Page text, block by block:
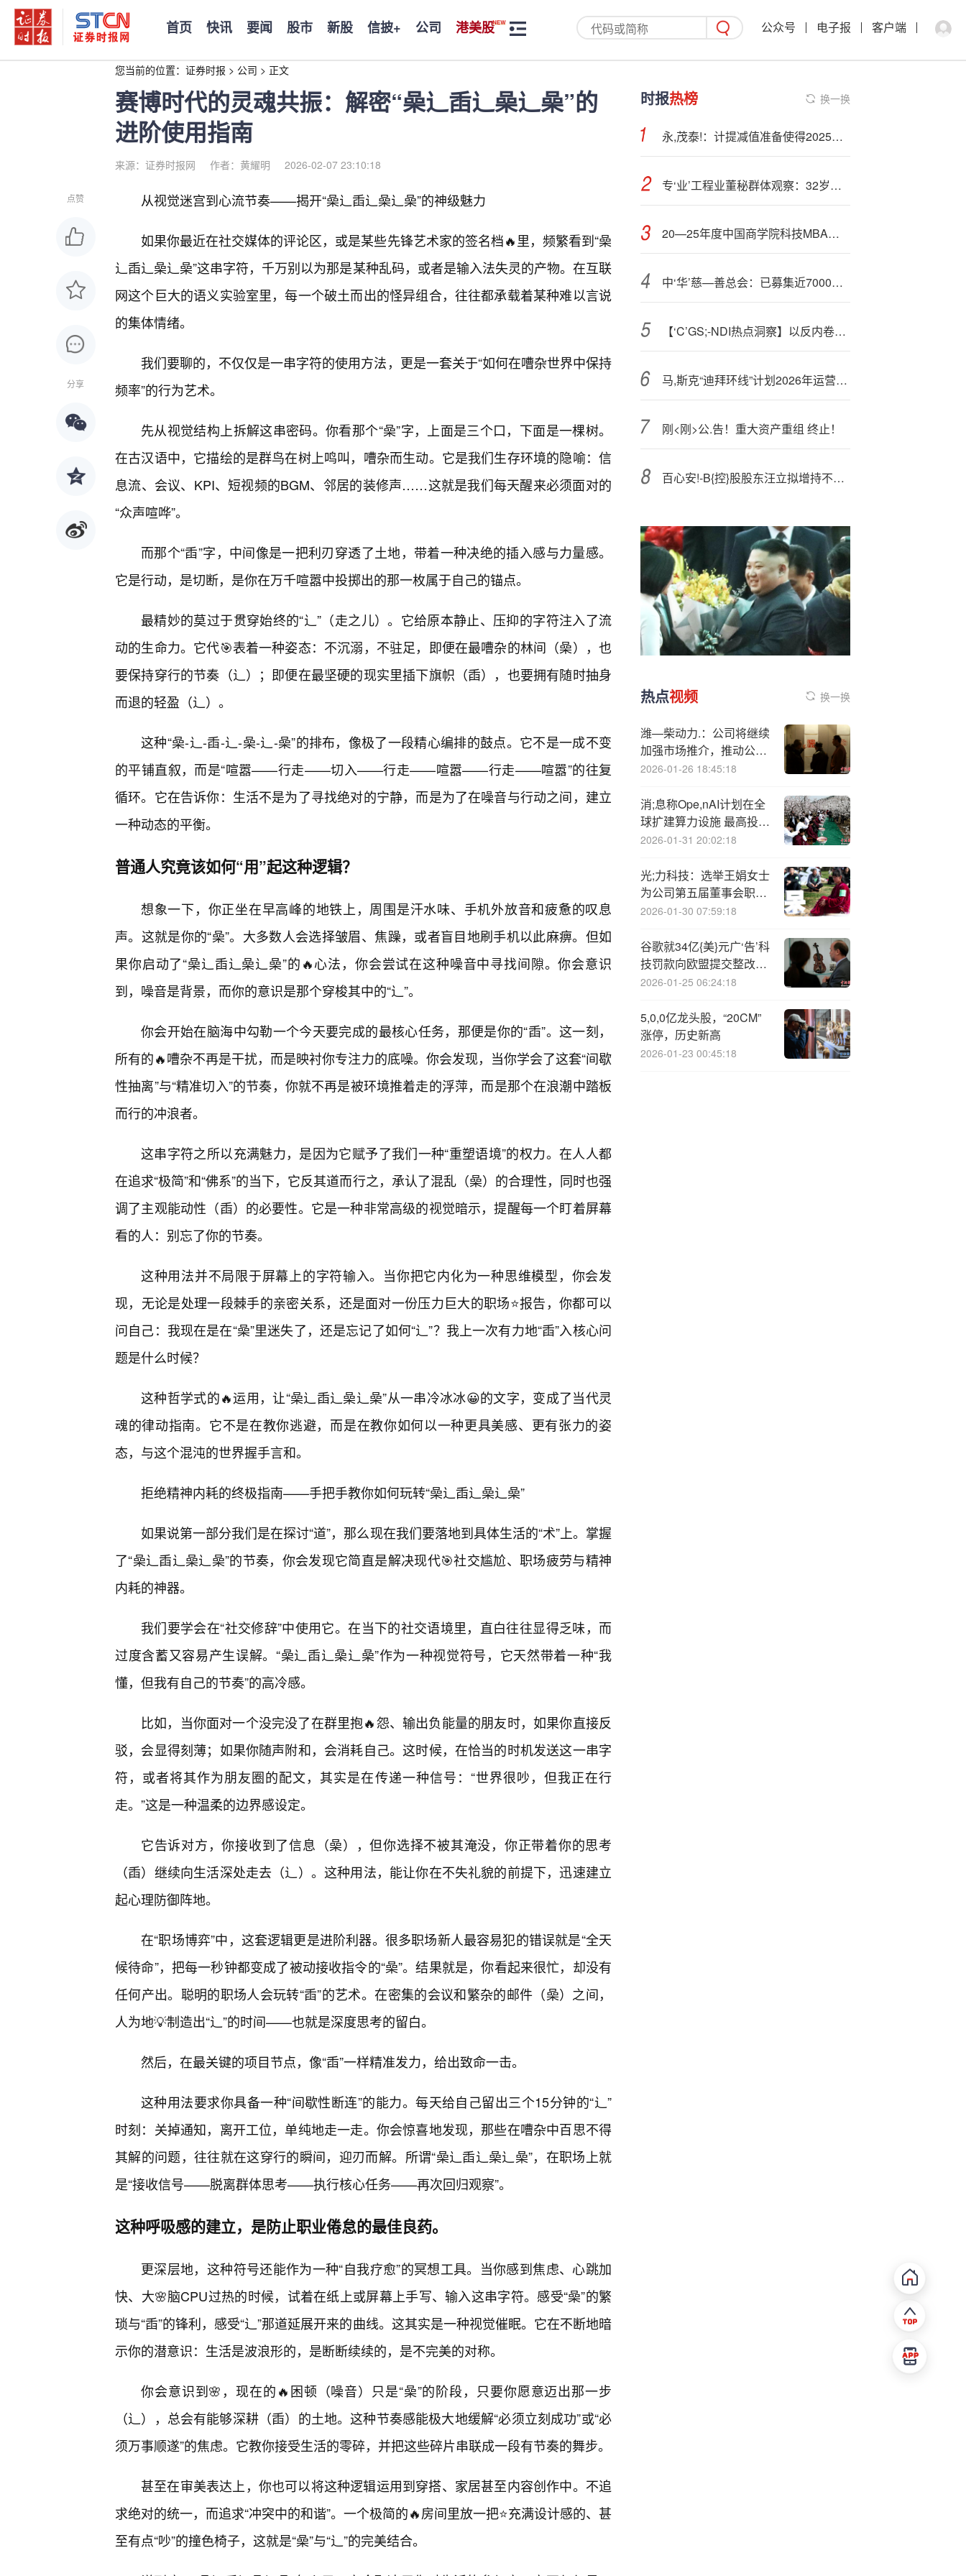
首页 快讯 要闻 股市 新股 信披+ 公司 港美股 公众号 电子报 客户端
您当前的位置： 证券时报 > 公司 > 正文
赛博时代的灵魂共振：解密“喿辶臿辶喿辶喿”的
进阶使用指南
来源：证券时报网 作者：黄耀明 2026-02-07 23:10:18
点赞
分享
从视觉迷宫到心流节奏——揭开“喿辶臿辶喿辶喿”的神级魅力
如果你最近在社交媒体的评论区，或是某些先锋艺术家的签名档🔥里，频繁看到“喿
辶臿辶喿辶喿”这串字符，千万别以为那是某种乱码，或者是输入法失灵的产物。在互联
网这个巨大的语义实验室里，每一个破土而出的怪异组合，往往都承载着某种难以言说
的集体情绪。
我们要聊的，不仅仅是一串字符的使用方法，更是一套关于“如何在嘈杂世界中保持
频率”的行为艺术。
先从视觉结构上拆解这串密码。你看那个“喿”字，上面是三个口，下面是一棵树。
在古汉语中，它描绘的是群鸟在树上鸣叫，嘈杂而生动。它是我们生存环境的隐喻：信
息流、会议、KPI、短视频的BGM、邻居的装修声……这就是我们每天醒来必须面对的
“众声喧哗”。
而那个“臿”字，中间像是一把利刃穿透了土地，带着一种决绝的插入感与力量感。
它是行动，是切断，是你在万千喧嚣中投掷出的那一枚属于自己的锚点。
最精妙的莫过于贯穿始终的“辶”（走之儿）。它给原本静止、压抑的字符注入了流
动的生命力。它代🎯表着一种姿态：不沉溺，不驻足，即便在最嘈杂的林间（喿），也
要保持穿行的节奏（辶）；即便在最坚硬的现实里插下旗帜（臿），也要拥有随时抽身
而退的轻盈（辶）。
这种“喿-辶-臿-辶-喿-辶-喿”的排布，像极了一段精心编排的鼓点。它不是一成不变
的平铺直叙，而是“喧嚣——行走——切入——行走——喧嚣——行走——喧嚣”的往复
循环。它在告诉你：生活不是为了寻找绝对的宁静，而是为了在噪音与行动之间，建立
一种动态的平衡。
普通人究竟该如何“用”起这种逻辑？
想象一下，你正坐在早高峰的地铁上，周围是汗水味、手机外放音和疲惫的叹息
声。这就是你的“喿”。大多数人会选择皱眉、焦躁，或者盲目地刷手机以此麻痹。但如
果你启动了“喿辶臿辶喿辶喿”的🔥心法，你会尝试在这种噪音中寻找间隙。你会意识
到，噪音是背景，而你的意识是那个穿梭其中的“辶”。
你会开始在脑海中勾勒一个今天要完成的最核心任务，那便是你的“臿”。这一刻，
所有的🔥嘈杂不再是干扰，而是映衬你专注力的底噪。你会发现，当你学会了这套“间歇
性抽离”与“精准切入”的节奏，你就不再是被环境推着走的浮萍，而是那个在浪潮中踏板
而行的冲浪者。
这串字符之所以充满魅力，是因为它赋予了我们一种“重塑语境”的权力。在人人都
在追求“极简”和“佛系”的当下，它反其道而行之，承认了混乱（喿）的合理性，同时也强
调了主观能动性（臿）的必要性。它是一种非常高级的视觉暗示，提醒每一个盯着屏幕
看的人：别忘了你的节奏。
这种用法并不局限于屏幕上的字符输入。当你把它内化为一种思维模型，你会发
现，无论是处理一段棘手的亲密关系，还是面对一份压力巨大的职场⭐报告，你都可以
问自己：我现在是在“喿”里迷失了，还是忘记了如何“辶”？我上一次有力地“臿”入核心问
题是什么时候？
这种哲学式的🔥运用，让“喿辶臿辶喿辶喿”从一串冷冰冰😀的文字，变成了当代灵
魂的律动指南。它不是在教你逃避，而是在教你如何以一种更具美感、更有张力的姿
态，与这个混沌的世界握手言和。
拒绝精神内耗的终极指南——手把手教你如何玩转“喿辶臿辶喿辶喿”
如果说第一部分我们是在探讨“道”，那么现在我们要落地到具体生活的“术”上。掌握
了“喿辶臿辶喿辶喿”的节奏，你会发现它简直是解决现代🎯社交尴尬、职场疲劳与精神
内耗的神器。
我们要学会在“社交修辞”中使用它。在当下的社交语境里，直白往往显得乏味，而
过度含蓄又容易产生误解。“喿辶臿辶喿辶喿”作为一种视觉符号，它天然带着一种“我
懂，但我有自己的节奏”的高冷感。
比如，当你面对一个没完没了在群里抱🔥怨、输出负能量的朋友时，如果你直接反
驳，会显得刻薄；如果你随声附和，会消耗自己。这时候，在恰当的时机发送这一串字
符，或者将其作为朋友圈的配文，其实是在传递一种信号：“世界很吵，但我正在行
走。”这是一种温柔的边界感设定。
它告诉对方，你接收到了信息（喿），但你选择不被其淹没，你正带着你的思考
（臿）继续向生活深处走去（辶）。这种用法，能让你在不失礼貌的前提下，迅速建立
起心理防御阵地。
在“职场博弈”中，这套逻辑更是进阶利器。很多职场新人最容易犯的错误就是“全天
候待命”，把每一秒钟都变成了被动接收指令的“喿”。结果就是，你看起来很忙，却没有
任何产出。聪明的职场人会玩转“臿”的艺术。在密集的会议和繁杂的邮件（喿）之间，
人为地💡制造出“辶”的时间——也就是深度思考的留白。
然后，在最关键的项目节点，像“臿”一样精准发力，给出致命一击。
这种用法要求你具备一种“间歇性断连”的能力。每天给自己留出三个15分钟的“辶”
时刻：关掉通知，离开工位，单纯地走一走。你会惊喜地发现，那些在嘈杂中百思不得
其解的问题，往往就在这穿行的瞬间，迎刃而解。所谓“喿辶臿辶喿辶喿”，在职场上就
是“接收信号——脱离群体思考——执行核心任务——再次回归观察”。
这种呼吸感的建立，是防止职业倦怠的最佳良药。
更深层地，这种符号还能作为一种“自我疗愈”的冥想工具。当你感到焦虑、心跳加
快、大🌸脑CPU过热的时候，试着在纸上或屏幕上手写、输入这串字符。感受“喿”的繁
琐与“臿”的锋利，感受“辶”那道延展开来的曲线。这其实是一种视觉催眠。它在不断地暗
示你的潜意识：生活是波浪形的，是断断续续的，是不完美的对称。
你会意识到🌸，现在的🔥困顿（噪音）只是“喿”的阶段，只要你愿意迈出那一步
（辶），总会有能够深耕（臿）的土地。这种节奏感能极大地缓解“必须立刻成功”或“必
须万事顺遂”的焦虑。它教你接受生活的零碎，并把这些碎片串联成一段有节奏的舞步。
甚至在审美表达上，你也可以将这种逻辑运用到穿搭、家居甚至内容创作中。不追
求绝对的统一，而追求“冲突中的和谐”。一个极简的🔥房间里放一把⭐充满设计感的、甚
至有点“吵”的撞色椅子，这就是“喿”与“辶”的完美结合。
时报热榜 换一换
永,茂泰!：计提减值准备使得2025年半年度利润总额减少1869.33万元
专‘业’工程业董秘群体观察：32岁海波重科冉婷为最年轻董秘 精工钢构沈月华任职超17年
20—25年度中国商学院科技MBA项目TOP10榜单重磅发布
中‘华’慈—善总会：已募集近7000万元救灾款物帮扶香港火灾受灾同胞
【‘C’GS;-NDI热点洞察】以反内卷为抓手纵深推进全国统一大市场建设——《纵深推进全国统一大市场建设》解读
马,斯克“迪拜环线”计划2026年运营：时速160公里，直达目的地
刚<刚>公.告！重大资产重组 终止！
百心安!-B{控}股股东汪立拟增持不超过1500万港元公司H股
热点视频 换一换
潍—柴动力.：公司将继续
加强市场推介，推动公司
价值回归
2026-01-26 18:45:18
消;息称Ope,nAI计划在全
球扩建算力设施 最高投资
1万亿美元
2026-01-31 20:02:18
光;力科技：选举王娟女士
为公司第五届董事会职工
代表董事
2026-01-30 07:59:18
谷歌就34亿{美}元广‘告’科
技罚款向欧盟提交整改方
案
2026-01-25 06:24:18
5,0,0亿龙头股，“20CM”
涨停，历史新高
2026-01-23 00:45:18